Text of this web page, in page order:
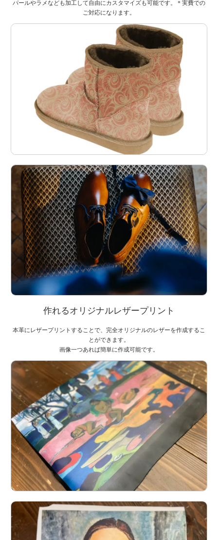
パールやラメなども加工して自由にカスタマイズも可能です。＊実費での
ご対応になります。
作れるオリジナルレザープリント
本革にレザープリントすることで、完全オリジナルのレザーを作成するこ
とができます。
画像一つあれば簡単に作成可能です。